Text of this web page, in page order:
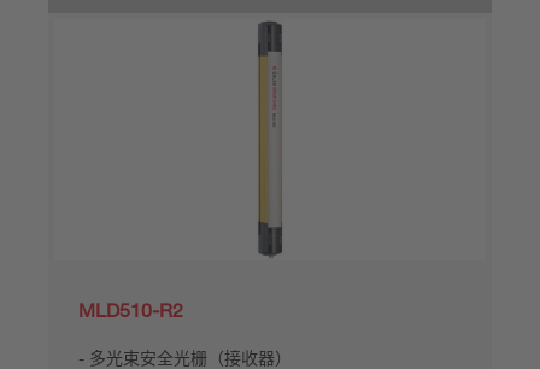
MLD510-R2
多光束安全光栅（接收器）